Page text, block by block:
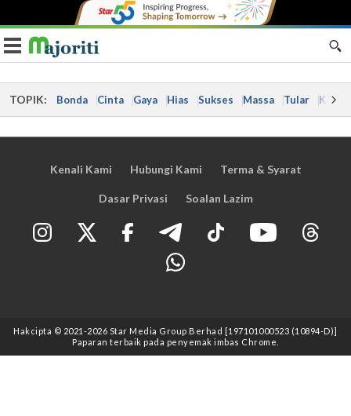
Toggle navigation
TOPIK: Bonda Cinta Gaya Hias Sukses Massa Tular Kes
Kenali Kami Hubungi Kami Terma & Syarat
Dasar Privasi Soalan Lazim
Hakcipta © 2021 -2026 Star Media Group Berhad [197101000523 (10894-D)]
Paparan terbaik pada penyemak imbas Chrome.